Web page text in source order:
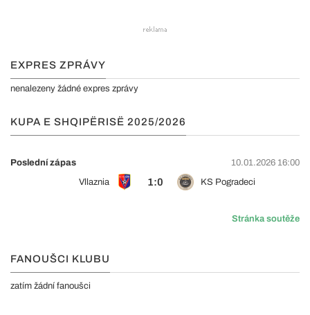
EXPRES ZPRÁVY
nenalezeny žádné expres zprávy
KUPA E SHQIPËRISË 2025/2026
Poslední zápas
10.01.2026 16:00
Vllaznia
1:0 KS Pogradeci
Stránka soutěže
FANOUŠCI KLUBU
zatím žádní fanoušci